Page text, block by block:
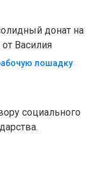
донат на
Василия
лошадку
социального